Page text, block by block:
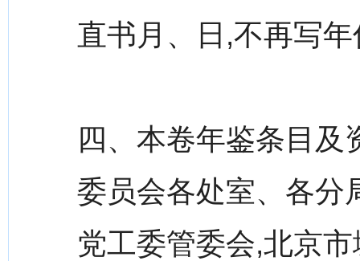
直书月、日,不再写
四、本卷年鉴条目
委员会各处室、各分
党工委管委会,北京